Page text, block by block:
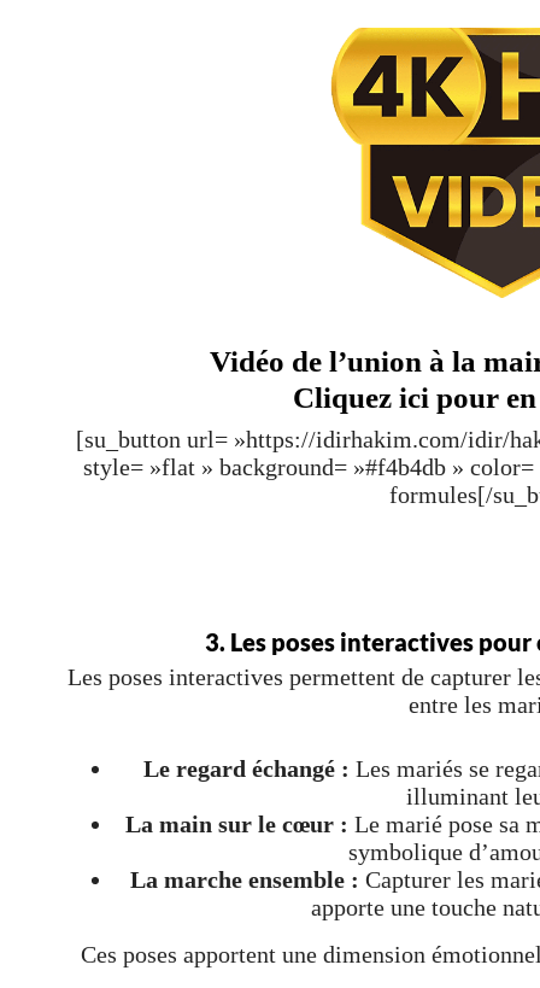
Vidéo de l’union à la
Cliquez ici pour
[su_button url= »https://idirhakim.com/idir/
style= »flat » background= »#f4b4db » color=
formules[/
3. Les poses interactives
Les poses interactives permettent de capturer
entre les
Le regard échangé : Les mariés se
illuminant
La main sur le cœur : Le marié pose sa
symbolique
La marche ensemble : Capturer les
apporte une touche
Ces poses apportent une dimension